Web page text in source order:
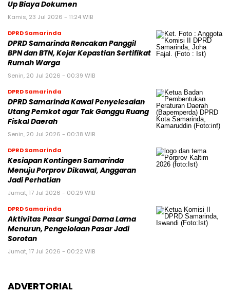
Up Biaya Dokumen
Kamis, 23 Jul 2026 - 11:24 WIB
DPRD Samarinda
DPRD Samarinda Rencakan Panggil
BPN dan BTN, Kejar Kepastian Sertifikat
Rumah Warga
Senin, 20 Jul 2026 - 00:39 WIB
DPRD Samarinda
DPRD Samarinda Kawal Penyelesaian
Utang Pemkot agar Tak Ganggu Ruang
Fiskal Daerah
Senin, 20 Jul 2026 - 00:38 WIB
DPRD Samarinda
Kesiapan Kontingen Samarinda
Menuju Porprov Dikawal, Anggaran
Jadi Perhatian
Jumat, 17 Jul 2026 - 00:29 WIB
DPRD Samarinda
Aktivitas Pasar Sungai Dama Lama
Menurun, Pengelolaan Pasar Jadi
Sorotan
Jumat, 17 Jul 2026 - 00:22 WIB
ADVERTORIAL